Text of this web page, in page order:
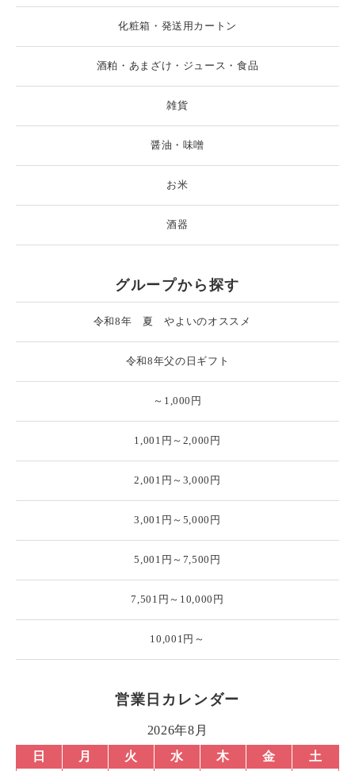
化粧箱・発送用カートン
酒粕・あまざけ・ジュース・食品
雑貨
醤油・味噌
お米
酒器
グループから探す
令和8年 夏 やよいのオススメ
令和8年父の日ギフト
～1,000円
1,001円～2,000円
2,001円～3,000円
3,001円～5,000円
5,001円～7,500円
7,501円～10,000円
10,001円～
営業日カレンダー
2026年8月
日
月 火 水 木 金
土